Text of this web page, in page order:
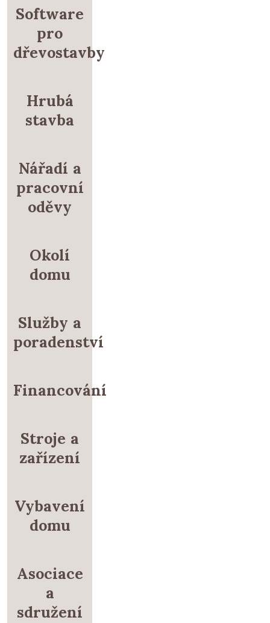
Software
pro
dřevostavby
Hrubá
stavba
Nářadí a
pracovní
oděvy
Okolí
domu
Služby a
poradenství
Financování
Stroje a
zařízení
Vybavení
domu
Asociace
a
sdružení